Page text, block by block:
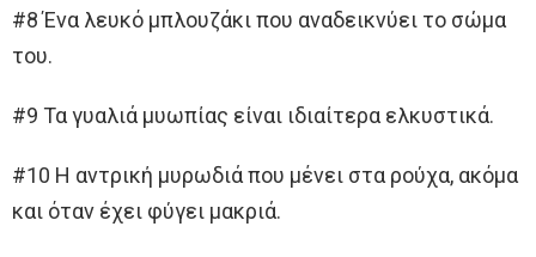
#8 Ένα λευκό μπλουζάκι που αναδεικνύει το σώμα
του.
#9 Τα γυαλιά μυωπίας είναι ιδιαίτερα ελκυστικά.
#10 Η αντρική μυρωδιά που μένει στα ρούχα, ακόμα
και όταν έχει φύγει μακριά.